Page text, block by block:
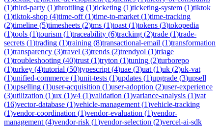
(1)third-party (1)throttling (1)ticketing (1)ticketing-system (1)tiktok
(1)tiktok-shop (4)time-off(1)time-to-market (1)time-tracking
(2)timeline (5)timesheets (2)tms (1)toast (1)tokens (3)tokopedia
(1)tools (1)tourism (1)traceability (6)tracking (2)trade (1)trade-
secrets (1)trading (1)training (8)transactional-email (1)transformation
(1)transparency (3)travel (3)trends (2)trendyol (1)triage
(1)troubleshooting (40)trust (1)tryton (1)tuning (2)turborepo
(1)turkey (4)tutorial (50)typescript (4)uae (3)uat (1)uk (2)uk-vat
(1)unified-commerce (1)unit-tests (1)updates (1)upgrade (3)upsell
(1)upselling (1)user-acquisition (1)user-adoption (2)user-experience
(3)utilization (1)ux (1)v4 (1)validation (1)variance-analysis (1)vat
(16)vector-database (1)vehicle-management (1)vehicle-tracking
(1)vendor-coordination (1)vendor-evaluation (1)vendor-
management (4)vendor-risk (1)vendor-selection (2)vercel-ai-sdk